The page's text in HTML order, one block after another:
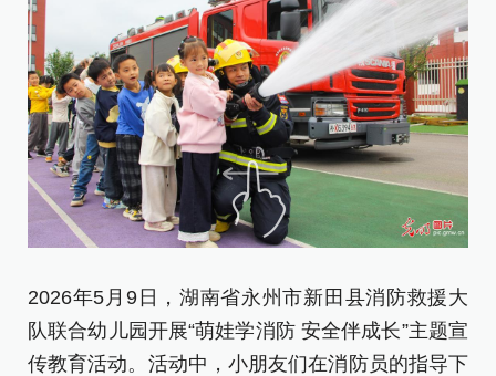
2026年5月9日，湖南省永州市新田县消防救援大
队联合幼儿园开展“萌娃学消防 安全伴成长”主题宣
传教育活动。活动中，小朋友们在消防员的指导下